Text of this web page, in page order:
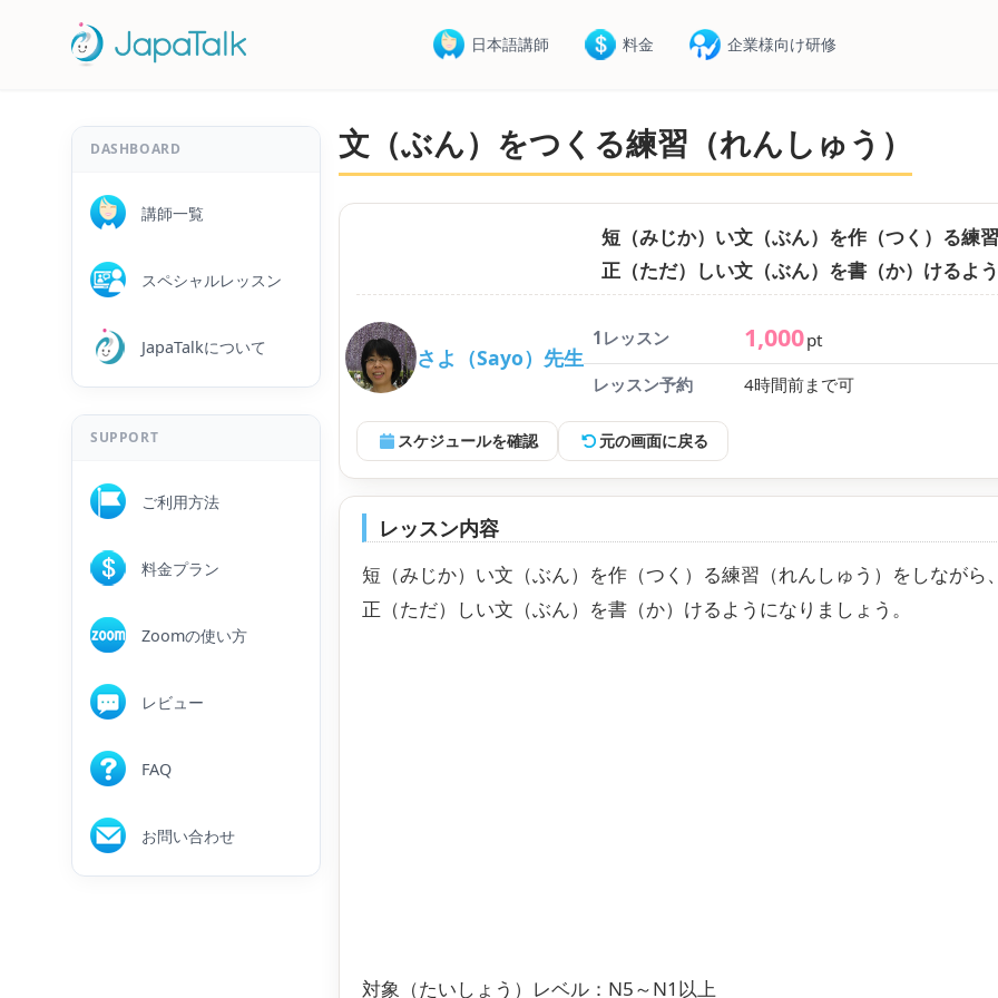
日本語講師 料金 企業様向け研修
DASHBOARD
講師一覧
スペシャルレッスン
JapaTalkについて
SUPPORT
ご利用方法
料金プラン
Zoomの使い方
レビュー
FAQ
お問い合わせ
文（ぶん）をつくる練習（れんしゅう）
短（みじか）い文（ぶん）を作（つく）る練
正（ただ）しい文（ぶん）を書（か）けるよ
さよ（Sayo）先生
1レッスン 1,000pt
レッスン予約
4時間前まで可
スケジュールを確認 元の画面に戻る
レッスン内容
短（みじか）い文（ぶん）を作（つく）る練習（れんしゅう）をしながら
正（ただ）しい文（ぶん）を書（か）けるようになりましょう。
対象（たいしょう）レベル：N5～N1以上